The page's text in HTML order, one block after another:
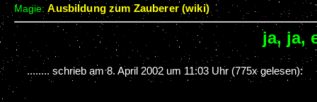
Magie:Ausbildung zum Zauberer (wiki)
ja, ja,
........ schrieb am8. April 2002 um 11:03 Uhr (775x gelesen):